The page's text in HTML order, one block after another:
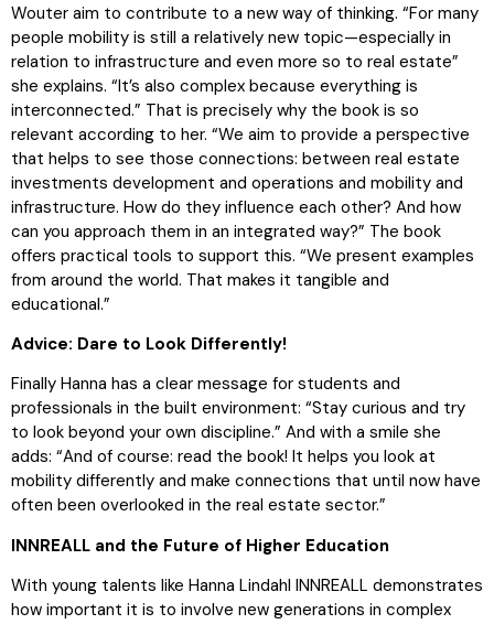
Wouter aim to contribute to a new way of thinking. “For many
people mobility is still a relatively new topic—especially in
relation to infrastructure and even more so to real estate”
she explains. “It’s also complex because everything is
interconnected.” That is precisely why the book is so
relevant according to her. “We aim to provide a perspective
that helps to see those connections: between real estate
investments development and operations and mobility and
infrastructure. How do they influence each other? And how
can you approach them in an integrated way?” The book
offers practical tools to support this. “We present examples
from around the world. That makes it tangible and
educational.”
Advice: Dare to Look Differently!
Finally Hanna has a clear message for students and
professionals in the built environment: “Stay curious and try
to look beyond your own discipline.” And with a smile she
adds: “And of course: read the book! It helps you look at
mobility differently and make connections that until now have
often been overlooked in the real estate sector.”
INNREALL and the Future of Higher Education
With young talents like Hanna Lindahl INNREALL demonstrates
how important it is to involve new generations in complex